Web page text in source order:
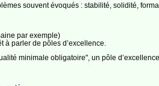
souvent évoqués : stabilité, solidité,
par exemple)
à parler de pôles d’excellence.
minimale obligatoire", un pôle